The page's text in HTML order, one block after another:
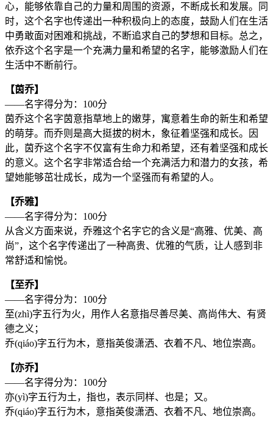
心，能够依靠自己的力量和周围的资源，不断成长和发展。同
时，这个名字也传递出一种积极向上的态度，鼓励人们在生活
中勇敢面对困难和挑战，不断追求自己的梦想和目标。总之，
依乔这个名字是一个充满力量和希望的名字，能够激励人们在
生活中不断前行。
【茵乔】
——名字得分为：100分
茵乔这个名字茵意指草地上的嫩芽，寓意着生命的新生和希望
的萌芽。而乔则是高大挺拔的树木，象征着坚强和成长。因
此，茵乔这个名字不仅富有生命力和希望，还有着坚强和成长
的意义。这个名字非常适合给一个充满活力和潜力的女孩，希
望她能够茁壮成长，成为一个坚强而有希望的人。
【乔雅】
——名字得分为：100分
从含义方面来说，乔雅这个名字它的含义是“高雅、优美、高
尚”，这个名字传递出了一种高贵、优雅的气质，让人感到非
常舒适和愉悦。
【至乔】
——名字得分为：100分
至(zhì)字五行为火，用作人名意指尽善尽美、高尚伟大、有贤
德之义；
乔(qiáo)字五行为木，意指英俊潇洒、衣着不凡、地位崇高。
【亦乔】
——名字得分为：100分
亦(yì)字五行为土，指也，表示同样、也是；又。
乔(qiáo)字五行为木，意指英俊潇洒、衣着不凡、地位崇高。